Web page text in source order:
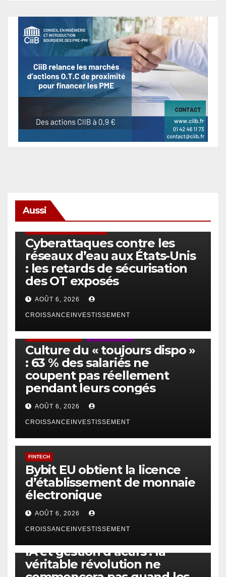
Aussi
Cyberattaques contre les
réseaux d’eau aux États-Unis
: les retards de sécurisation
des OT exposés
AOÛT 6, 2026
CROISSANCEINVESTISSEMENT
Culture du « toujours dispo »
: 63 % des salariés ne
coupent pas réellement
pendant leurs congés
AOÛT 6, 2026
CROISSANCEINVESTISSEMENT
FINTECH
Bybit EU obtient la licence
d’établissement de monnaie
électronique
AOÛT 6, 2026
CROISSANCEINVESTISSEMENT
IA et gestion d’actifs : la
véritable révolution ne